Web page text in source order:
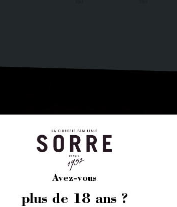
Avez-vous
plus de 18 ans ?